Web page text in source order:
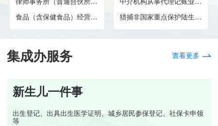
食品（含保健食品）经营许可首...
猎捕非国家重点保护陆生野生动...
集成办服务 查看更多
新生儿一件事
出生登记、出具出生医学证明、城乡居民参保登记、社保卡申领
等